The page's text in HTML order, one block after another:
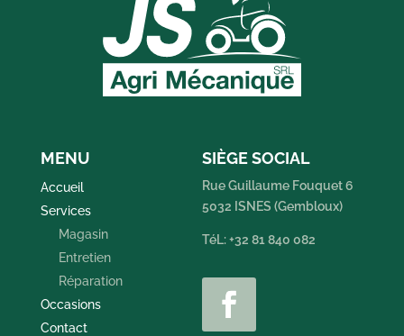
MENU
Accueil
Services
Magasin
Entretien
Réparation
Occasions
Contact
SIÈGE SOCIAL
Rue Guillaume Fouquet 6
5032 ISNES (Gembloux)
TéL: +32 81 840 082